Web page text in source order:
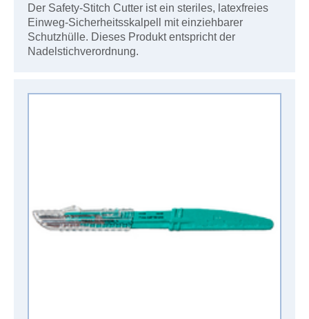
Der Safety-Stitch Cutter ist ein steriles, latexfreies
Einweg-Sicherheitsskalpell mit einziehbarer
Schutzhülle. Dieses Produkt entspricht der
Nadelstichverordnung.